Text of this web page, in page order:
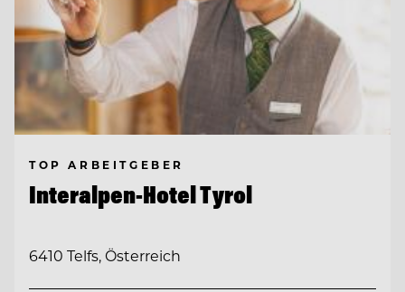
TOP ARBEITGEBER
Interalpen-Hotel Tyrol
6410 Telfs, Österreich